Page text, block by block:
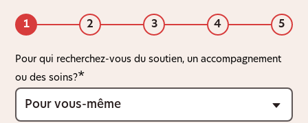
1 2 3 4 5
Pour qui recherchez-vous du soutien, un accompagnement
ou des soins?